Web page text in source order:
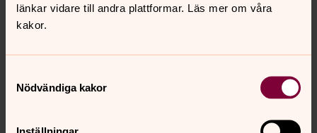
länkar vidare till andra plattformar. Läs mer om våra
kakor.
Nödvändiga kakor
Inställningar
Yngvesson.
hemsida)
Axelson, Tomas, Essunger, Maria, Nausner, Michael &
Wigorts Yngvesson, Susanne (red.), Gudsbilder i